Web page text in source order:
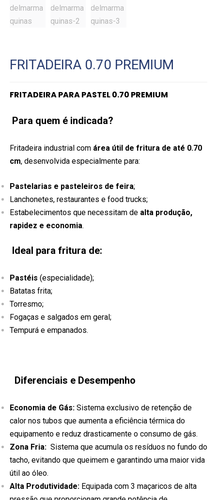
FRITADEIRA 0.70 PREMIUM
FRITADEIRA PARA PASTEL 0.70 PREMIUM
Para quem é indicada?
Fritadeira industrial com área útil de fritura de até 0.70
cm, desenvolvida especialmente para:
Pastelarias e pasteleiros de feira;
Lanchonetes, restaurantes e food trucks;
Estabelecimentos que necessitam de alta produção,
rapidez e economia.
Ideal para fritura de:
Pastéis (especialidade);
Batatas frita;
Torresmo;
Fogaças e salgados em geral;
Tempurá e empanados.
Diferenciais e Desempenho
Economia de Gás: Sistema exclusivo de retenção de
calor nos tubos que aumenta a eficiência térmica do
equipamento e reduz drasticamente o consumo de gás.
Zona Fria: Sistema que acumula os resíduos no fundo do
tacho, evitando que queimem e garantindo uma maior vida
útil ao óleo.
Alta Produtividade: Equipada com 3 maçaricos de alta